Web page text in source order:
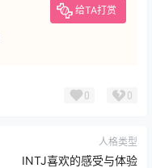
给TA打赏
0 0
人格类型
INTJ喜欢的感受与体验